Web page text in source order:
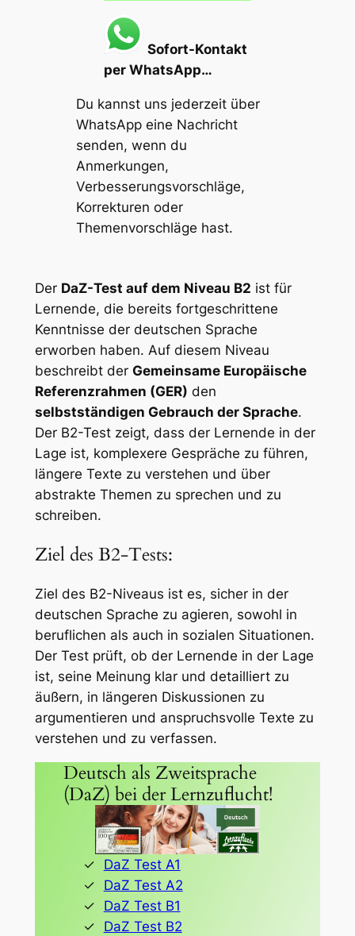
Sofort-Kontakt
per WhatsApp…
Du kannst uns jederzeit über
WhatsApp eine Nachricht
senden, wenn du
Anmerkungen,
Verbesserungsvorschläge,
Korrekturen oder
Themenvorschläge hast.
Der DaZ-Test auf dem Niveau B2 ist für
Lernende, die bereits fortgeschrittene
Kenntnisse der deutschen Sprache
erworben haben. Auf diesem Niveau
beschreibt der Gemeinsame Europäische
Referenzrahmen (GER) den
selbstständigen Gebrauch der Sprache.
Der B2-Test zeigt, dass der Lernende in der
Lage ist, komplexere Gespräche zu führen,
längere Texte zu verstehen und über
abstrakte Themen zu sprechen und zu
schreiben.
Ziel des B2-Tests:
Ziel des B2-Niveaus ist es, sicher in der
deutschen Sprache zu agieren, sowohl in
beruflichen als auch in sozialen Situationen.
Der Test prüft, ob der Lernende in der Lage
ist, seine Meinung klar und detailliert zu
äußern, in längeren Diskussionen zu
argumentieren und anspruchsvolle Texte zu
verstehen und zu verfassen.
Deutsch als Zweitsprache
(DaZ) bei der Lernzuflucht!
DaZ Test A1
DaZ Test A2
DaZ Test B1
DaZ Test B2